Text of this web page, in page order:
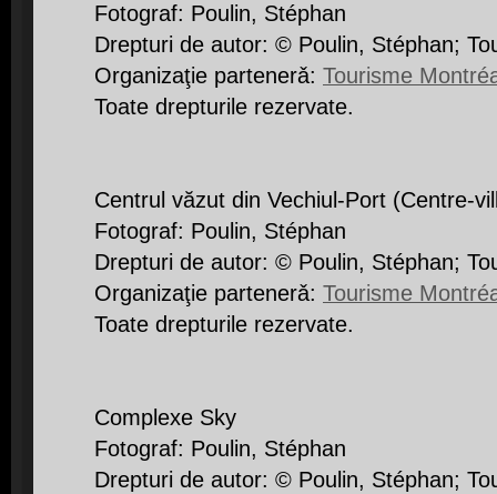
Fotograf: Poulin, Stéphan
Drepturi de autor: © Poulin, Stéphan;
Organizaţie partenerǎ: Tourisme
Toate drepturile rezervate.
Centrul văzut din Vechiul-Port (Centre-
Fotograf: Poulin, Stéphan
Drepturi de autor: © Poulin, Stéphan;
Organizaţie partenerǎ: Tourisme
Toate drepturile rezervate.
Complexe Sky
Fotograf: Poulin, Stéphan
Drepturi de autor: © Poulin, Stéphan;